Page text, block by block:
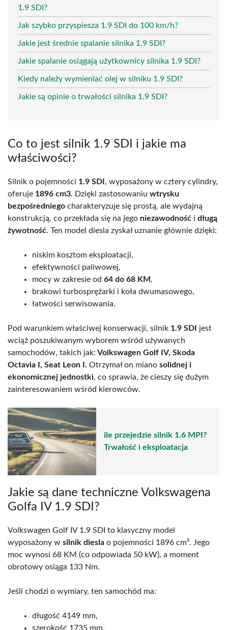
1.9 SDI?
Jak szybko przyspiesza 1.9 SDI do 100 km/h?
Jakie jest średnie spalanie silnika 1.9 SDI?
Jakie spalanie osiągają użytkownicy silnika 1.9 SDI?
Kiedy należy wymieniać olej w silniku 1.9 SDI?
Jakie są opinie o trwałości silnika 1.9 SDI?
Co to jest silnik 1.9 SDI i jakie ma
właściwości?
Silnik o pojemności 1.9 SDI , wyposażony w cztery cylindry,
oferuje 1896 cm3. Dzięki zastosowaniu wtrysku
bezpośredniego charakteryzuje się prostą, ale wydajną
konstrukcją, co przekłada się na jego niezawodność i długą
żywotność. Ten model diesla zyskał uznanie głównie dzięki:
niskim kosztom eksploatacji,
efektywności paliwowej,
mocy w zakresie od 64 do 68 KM ,
brakowi turbosprężarki i koła dwumasowego,
łatwości serwisowania.
Pod warunkiem właściwej konserwacji, silnik 1.9 SDI
jest
wciąż poszukiwanym wyborem wśród używanych
samochodów, takich jak: Volkswagen Golf IV, Skoda
Octavia I, Seat Leon I. Otrzymał on miano solidnej i
ekonomicznej jednostki, co sprawia, że cieszy się dużym
zainteresowaniem wśród kierowców.
ile przejedzie silnik 1.6 MPI?
Trwałość i eksploatacja
Jakie są dane techniczne Volkswagena
Golfa IV 1.9 SDI?
Volkswagen Golf IV 1.9 SDI to klasyczny model
wyposażony w silnik diesla o pojemności 1896 cm³. Jego
moc wynosi 68 KM (co odpowiada 50 kW), a moment
obrotowy osiąga 133 Nm.
Jeśli chodzi o wymiary, ten samochód ma:
długość 4149 mm,
szerokość 1735 mm,